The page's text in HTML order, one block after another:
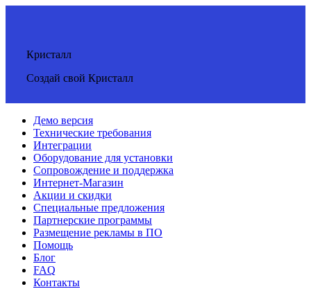
Кристалл
Создай свой Кристалл
Демо версия
Технические требования
Интеграции
Оборудование для установки
Сопровождение и поддержка
Интернет-Магазин
Акции и скидки
Специальные предложения
Партнерские программы
Размещение рекламы в ПО
Помощь
Блог
FAQ
Контакты